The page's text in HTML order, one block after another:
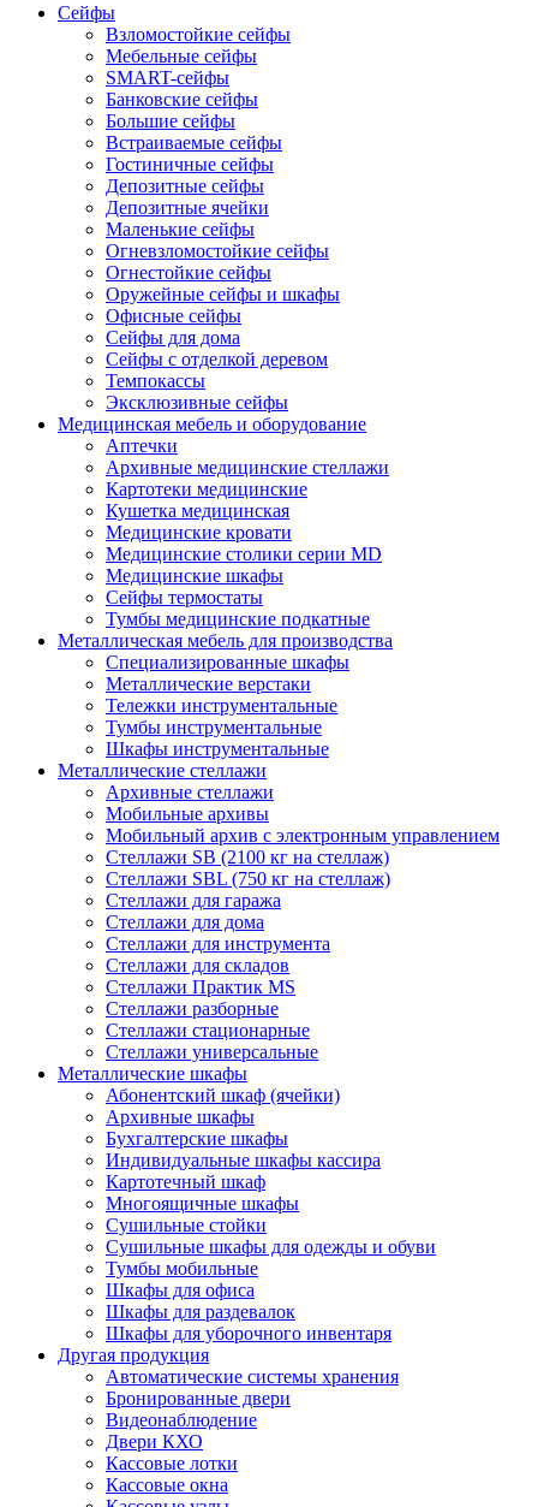
Сейфы
Взломостойкие сейфы
Мебельные сейфы
SMART-сейфы
Банковские сейфы
Большие сейфы
Встраиваемые сейфы
Гостиничные сейфы
Депозитные сейфы
Депозитные ячейки
Маленькие сейфы
Огневзломостойкие сейфы
Огнестойкие сейфы
Оружейные сейфы и шкафы
Офисные сейфы
Сейфы для дома
Сейфы с отделкой деревом
Темпокассы
Эксклюзивные сейфы
Медицинская мебель и оборудование
Аптечки
Архивные медицинские стеллажи
Картотеки медицинские
Кушетка медицинская
Медицинские кровати
Медицинские столики серии MD
Медицинские шкафы
Сейфы термостаты
Тумбы медицинские подкатные
Металлическая мебель для производства
Cпециализированные шкафы
Металлические верстаки
Тележки инструментальные
Тумбы инструментальные
Шкафы инструментальные
Металлические стеллажи
Архивные стеллажи
Мобильные архивы
Мобильный архив с электронным управлением
Стеллажи SB (2100 кг на стеллаж)
Стеллажи SBL (750 кг на стеллаж)
Стеллажи для гаража
Стеллажи для дома
Стеллажи для инструмента
Стеллажи для складов
Стеллажи Практик MS
Стеллажи разборные
Стеллажи стационарные
Стеллажи универсальные
Металлические шкафы
Абонентский шкаф (ячейки)
Архивные шкафы
Бухгалтерские шкафы
Индивидуальные шкафы кассира
Картотечный шкаф
Многоящичные шкафы
Сушильные стойки
Сушильные шкафы для одежды и обуви
Тумбы мобильные
Шкафы для офиса
Шкафы для раздевалок
Шкафы для уборочного инвентаря
Другая продукция
Автоматические системы хранения
Бронированные двери
Видеонаблюдение
Двери КХО
Кассовые лотки
Кассовые окна